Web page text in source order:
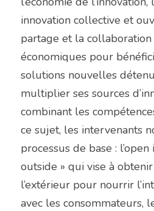
innovation collective et
partage et la
économiques pour
solutions nouvelles
multiplier ses sources
combinant les
ce sujet, les intervenants
processus de base :
outside » qui vise à
l’extérieur pour nourrir
avec les consommateurs,